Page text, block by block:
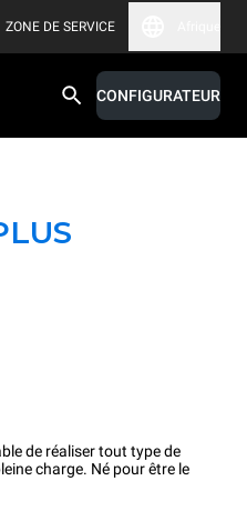
ZONE DE SERVICE
CONFIGURATEUR
de réaliser tout type de
charge. Né pour être le